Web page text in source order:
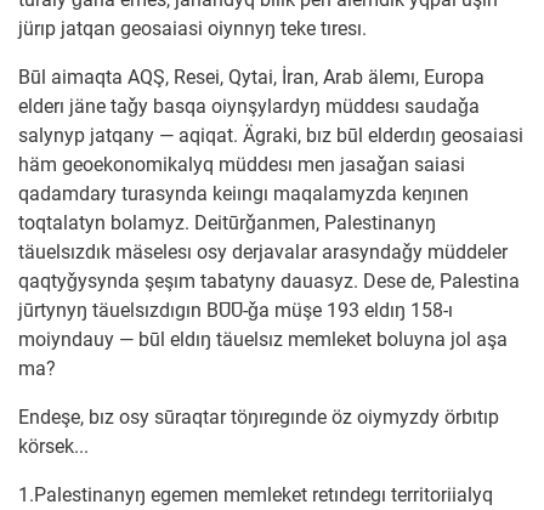
jürıp jatqan geosaiasi oiynnyŋ teke tıresı.
Būl aimaqta AQŞ, Resei, Qytai, İran, Arab älemı, Europa
elderı jäne taǧy basqa oiynşylardyŋ müddesı saudaǧa
salynyp jatqany — aqiqat. Ägraki, bız būl elderdıŋ geosaiasi
häm geoekonomikalyq müddesı men jasaǧan saiasi
qadamdary turasynda keiıngı maqalamyzda keŋınen
toqtalatyn bolamyz. Deitūrǧanmen, Palestinanyŋ
täuelsızdık mäselesı osy derjavalar arasyndaǧy müddeler
qaqtyǧysynda şeşım tabatyny dauasyz. Dese de, Palestina
jūrtynyŋ täuelsızdıgın BŪŪ-ǧa müşe 193 eldıŋ 158-ı
moiyndauy — būl eldıŋ täuelsız memleket boluyna jol aşa
ma?
Endeşe, bız osy sūraqtar töŋıregınde öz oiymyzdy örbıtıp
körsek...
1.Palestinanyŋ egemen memleket retındegı territoriialyq